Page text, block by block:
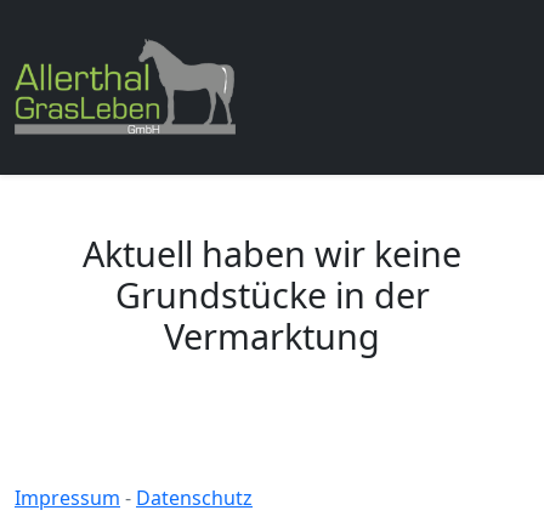
Aktuell haben wir keine
Grundstücke in der
Vermarktung
Impressum - Datenschutz